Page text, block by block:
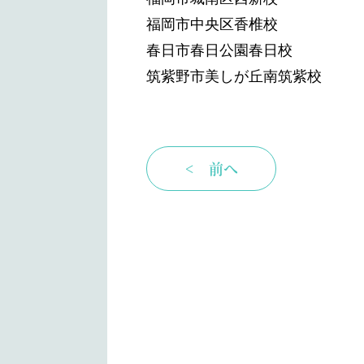
福岡市中央区香椎校
春日市春日公園春日校
筑紫野市美しが丘南筑紫校
< 前へ